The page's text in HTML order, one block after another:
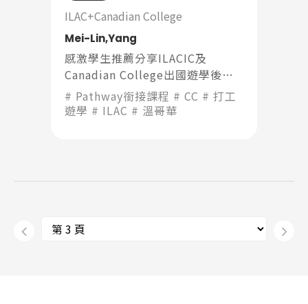
ILAC+Canadian College
Mei-Lin,Yang
感激學生推薦分享ILACIC及
Canadian College出國遊學後的
心得：「老師都相當有耐心且期望
你願意開口並大膽分享自己想法，
Pathway銜接課程 CC
打工
遊學
ILAC 溫哥華